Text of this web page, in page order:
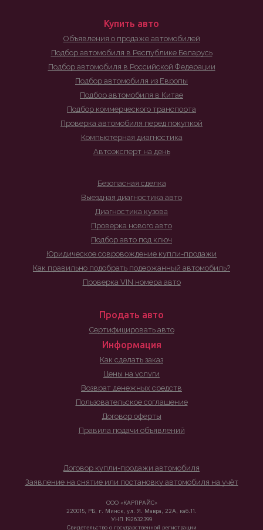
Купить авто
Объявления о продаже автомобилей
Подбор автомобиля в Республике Беларусь
Подбор автомобиля в Российской Федерации
Подбор автомобиля из Европы
Подбор автомобиля в Китае
Подбор коммерческого транспорта
Проверка автомобиля перед покупкой
Компьютерная диагностика
Автоэксперт на день
Безопасная сделка
Выездная диагностика авто
Диагностика кузова
Проверка нового авто
Подбор авто под ключ
Юридическое совровождение купли-продажи
Как правильно подобрать подержанный автомобиль?
Проверка VIN номера авто
Продать авто
Сертифицировать авто
Информация
Как сделать заказ
Цены на услуги
Возврат денежных средств
Пользовательское соглашение
Договор оферты
Правила подачи объявлений
Договор купли-продажи автомобиля
Заявление на снятие или постановку автомобиля на учёт
ООО «КАРПРАЙС»
220015, РБ, г. Минск, ул. Я. Мавра, 22А, каб.11.
УНП 192632399
Свидетельство о государственной регистрации